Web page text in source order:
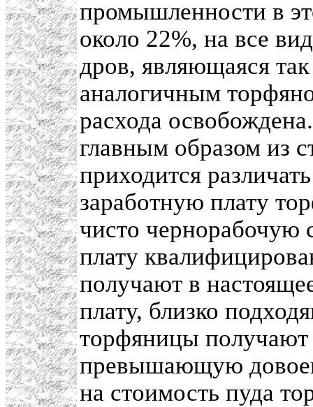
промышленности в
около 22%, на все
дров, являющаяся
аналогичным
расхода
главным образом из
приходится
заработную плату
чисто чернорабочую
плату
получают в
плату, близко
торфяницы получают
превышающую
на стоимость пуда